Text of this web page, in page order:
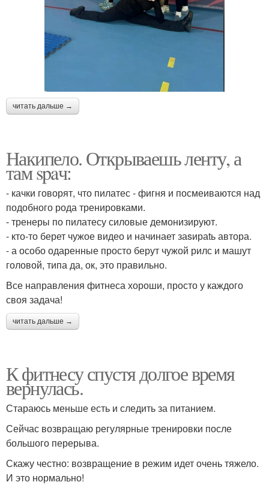
читать дальше →
Накипело. Открываешь ленту, а
там spaч:
- качки говорят, что пилатес - фигня и посмеиваются над
подобного рода тренировками.
- тренеры по пилатесу силовые демонизируют.
- кто-то берет чужое видео и начинает заsираtь автора.
- а особо одаренные просто берут чужой рилс и машут
головой, типа да, ок, это правильно.
Все направления фитнеса хороши, просто у каждого
своя задача!
читать дальше →
К фитнесу спустя долгое время
вернулась.
Стараюсь меньше есть и следить за питанием.
Сейчас возвращаю регулярные тренировки после
большого перерыва.
Скажу честно: возвращение в режим идет очень тяжело.
И это нормально!